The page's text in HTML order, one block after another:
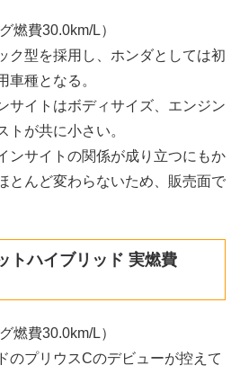
燃費30.0km/L）
ク型を採用し、ホンダとしては初
車種となる。
サイトはボディサイズ、エンジン
トが共に小さい。
ンサイトの関係が成り立つにもか
とんど変わらないため、販売面で
トハイブリッド 実燃費
燃費30.0km/L）
のプリウスCのデビューが控えて